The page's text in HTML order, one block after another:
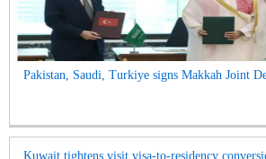
Pakistan, Saudi, Turkiye signs Makkah Joint
Kuwait tightens visit visa-to-residency